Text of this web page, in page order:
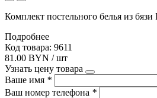
Комплект постельного белья из
Подробнее
Код товара: 9611
81.00 BYN / шт
Узнать цену товара
Ваше имя *
Ваш номер телефона *